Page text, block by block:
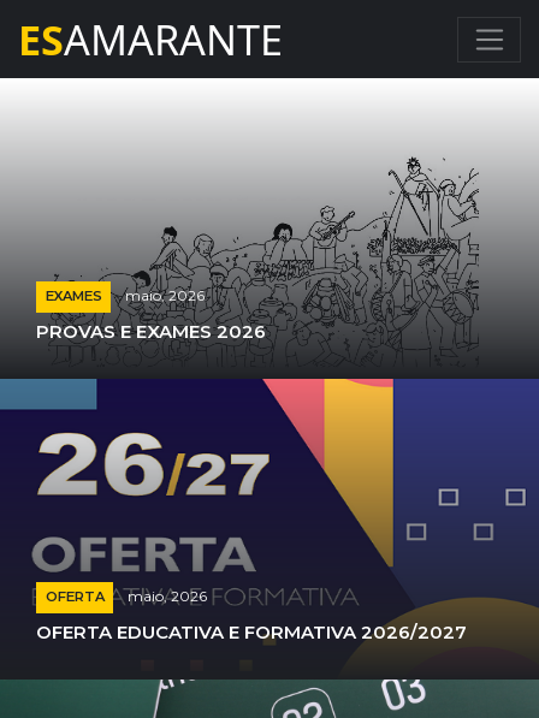
ESAMARANTE
EXAMES maio, 2026
PROVAS E EXAMES 2026
OFERTA maio, 2026
OFERTA EDUCATIVA E FORMATIVA 2026/2027